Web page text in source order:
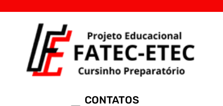
CONTATOS